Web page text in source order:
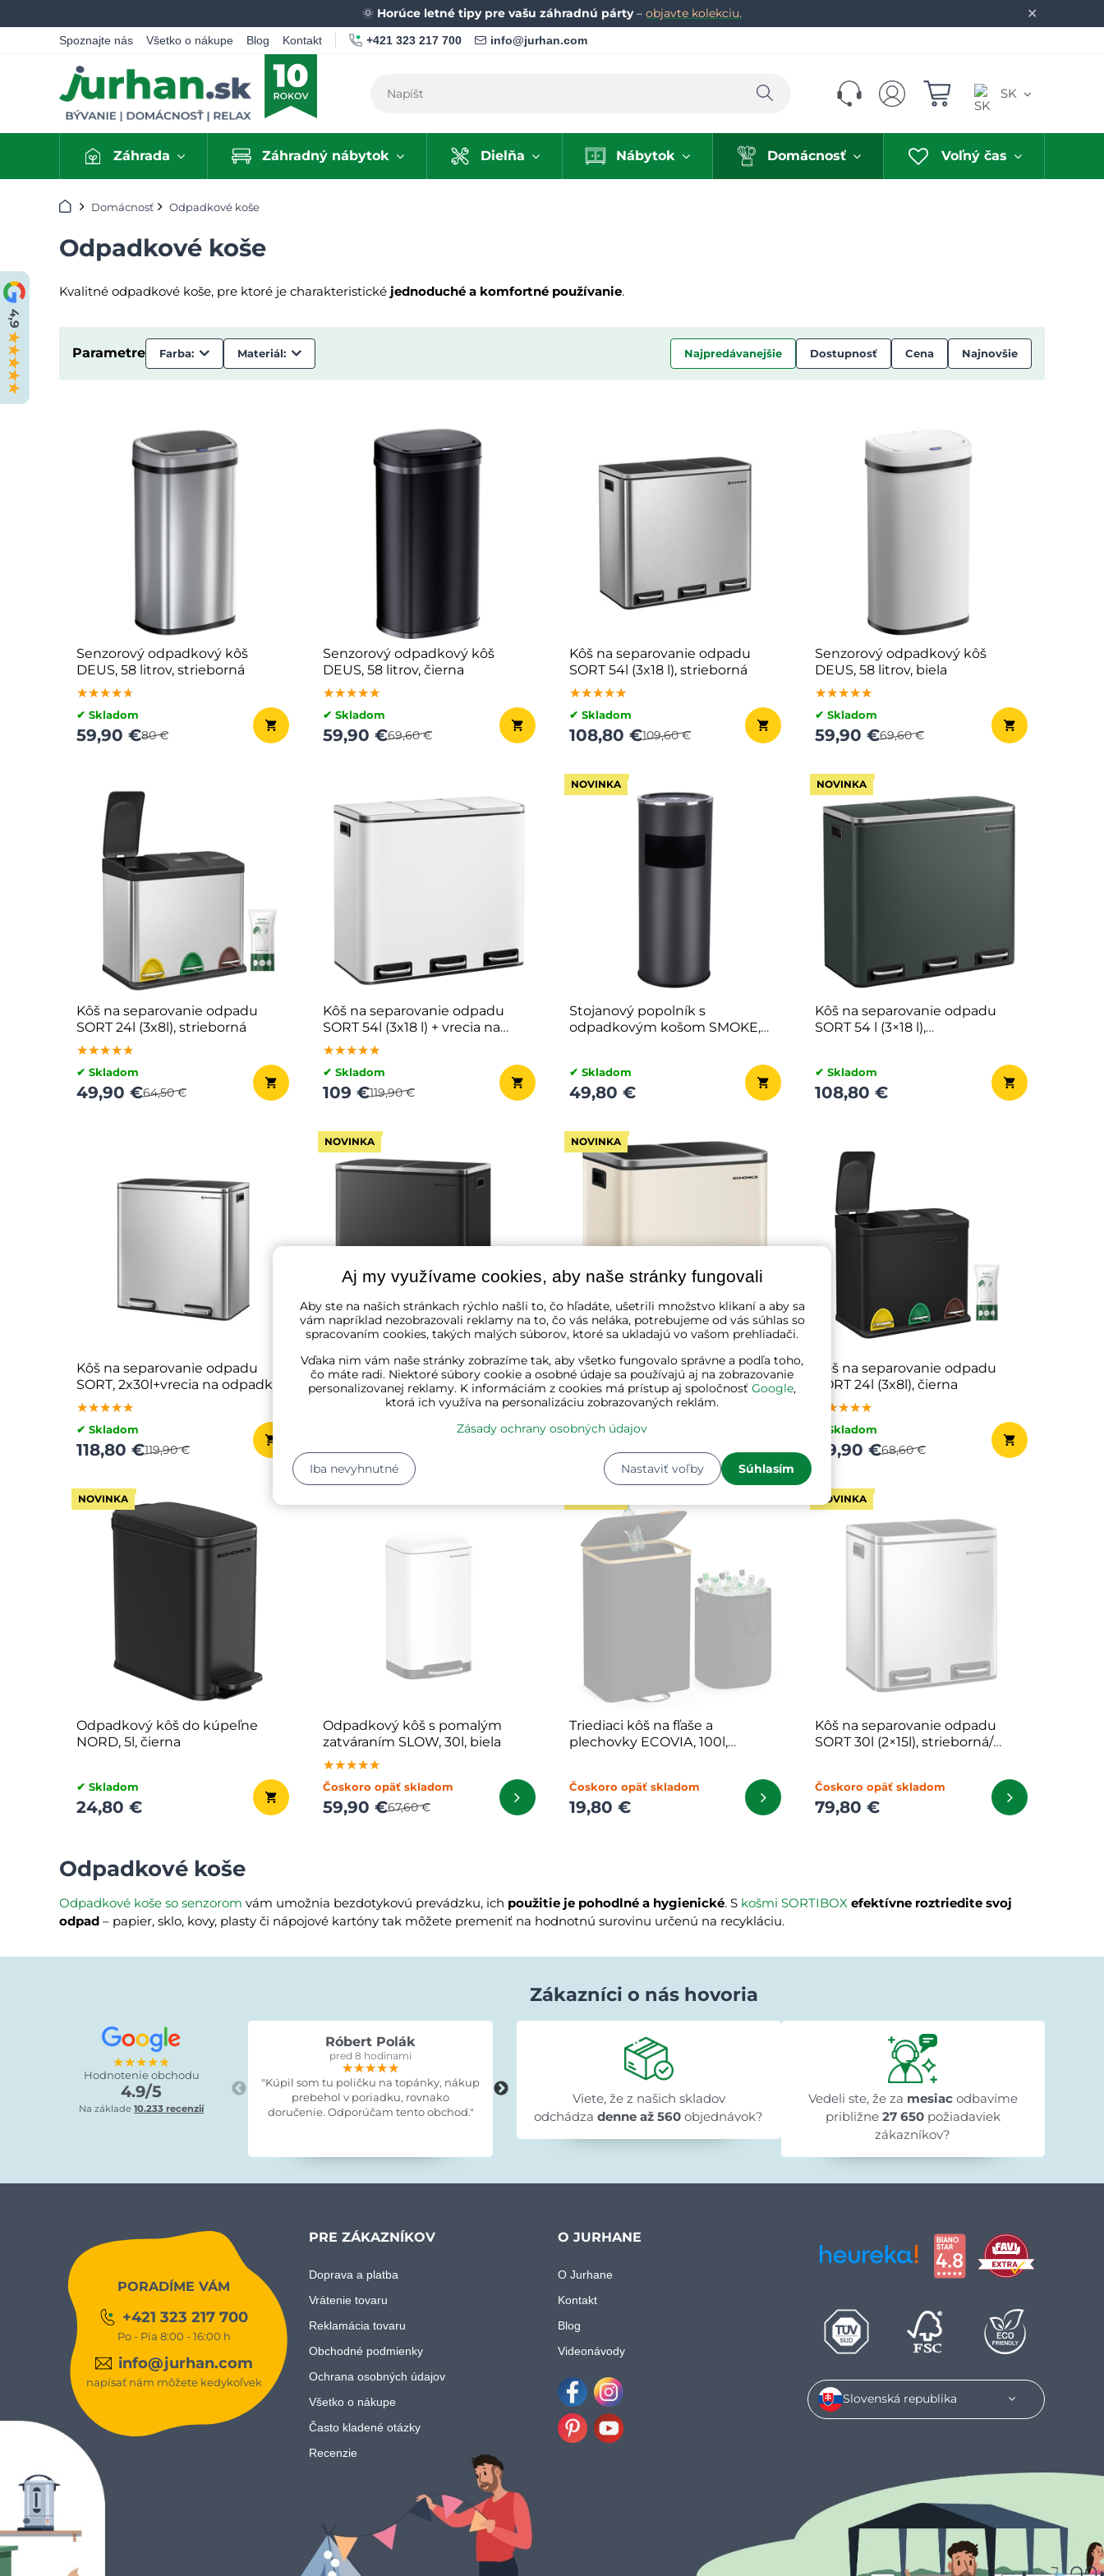
✕
🌞 Horúce letné tipy pre vašu záhradnú párty– objavte kolekciu.
Spoznajte nás Všetko o nákupe Blog Kontakt +421 323 217 700 info@jurhan.com
Hľadať SK
Záhrada Záhradný nábytok Dielňa Nábytok Domácnosť Voľný čas
Úvod Domácnosť Odpadkové koše
Odpadkové koše
Kvalitné odpadkové koše, pre ktoré je charakteristické jednoduché a komfortné používanie.
Parametre Farba: Materiál: Najpredávanejšie Dostupnosť Cena Najnovšie
Senzorový odpadkový kôš
DEUS, 58 litrov, strieborná
★★★★★
★★★★★
★★★★★
✔ Skladom
59,90 €80 €
Senzorový odpadkový kôš
DEUS, 58 litrov, čierna
★★★★★
★★★★★
★★★★★
✔ Skladom
59,90 €69,60 €
Kôš na separovanie odpadu
SORT 54l (3x18 l), strieborná
★★★★★
★★★★★
★★★★★
✔ Skladom
108,80 €109,60 €
Senzorový odpadkový kôš
DEUS, 58 litrov, biela
★★★★★
★★★★★
★★★★★
✔ Skladom
59,90 €69,60 €
Kôš na separovanie odpadu
SORT 24l (3x8l), strieborná
★★★★★
★★★★★
★★★★★
✔ Skladom
49,90 €64,50 €
Kôš na separovanie odpadu
SORT 54l (3x18 l) + vrecia na
odpadky, biela
★★★★★
★★★★★
★★★★★
✔ Skladom
109 €119,90 €
NOVINKA
Stojanový popolník s
odpadkovým košom SMOKE,
✔ Skladom
49,80 €
NOVINKA
Kôš na separovanie odpadu
SORT 54 l (3×18 l),
✔ Skladom
108,80 €
Kôš na separovanie odpadu
SORT, 2x30l+vrecia na odpadky,
strieborná/čierna
★★★★★
★★★★★
★★★★★
✔ Skladom
118,80 €119,90 €
NOVINKA
Kôš na separovanie odpadu
SORT, 2x30l+vrecia na odpadky,
čierna/strieborná
118,80 €
NOVINKA
Kôš na separovanie odpadu
SORT 30l (2×15l),
béžová/strieborná/čierna
✔ Skladom
79,80 €
Kôš na separovanie odpadu
SORT 24l (3x8l), čierna
★★★★★
★★★★★
★★★★★
✔ Skladom
49,90 €68,60 €
NOVINKA
Odpadkový kôš do kúpeľne
NORD, 5l, čierna
✔ Skladom
24,80 €
Odpadkový kôš s pomalým
zatváraním SLOW, 30l, biela
★★★★★
★★★★★
★★★★★
Čoskoro opäť skladom
59,90 €67,60 €
Triediaci kôš na fľaše a
plechovky ECOVIA, 100l,
Čoskoro opäť skladom
19,80 €
NOVINKA
Kôš na separovanie odpadu
SORT 30l (2×15l), strieborná/
Čoskoro opäť skladom
79,80 €
Odpadkové koše
Odpadkové koše so senzorom vám umožnia bezdotykovú prevádzku, ich použitie je pohodlné a hygienické. S košmi SORTIBOX efektívne roztriedite svoj
odpad – papier, sklo, kovy, plasty či nápojové kartóny tak môžete premeniť na hodnotnú surovinu určenú na recykláciu.
★★★★★
Hodnotenie obchodu
4.9/5
Na základe 10.233 recenzií
Zákazníci o nás hovoria
Róbert Polák
pred 8 hodinami
★★★★★
★★★★★
★★★★★
"Kúpil som tu poličku na topánky, nákup
prebehol v poriadku, rovnako
doručenie. Odporúčam tento obchod."
Lenka Bujňáčková
pred 15 hodinami
★★★★★
★★★★★
★★★★★
"Skvelé, tovar doručený včas, výrobok
zodpovedá fotografiám, montážny
návod prehľadný a všetky diely
Lenka Beniaková
pred 1 dňom
★★★★★
★★★★★
★★★★★
"Objednali sme knižnicu do detskej izby,
objednávka bola vybavená rýchlo a tovar
je naozaj krásny. Ďakujeme"
Viete, že z našich skladov
odchádzadenne až 560 objednávok?
Vedeli ste, že za mesiac odbavíme
približne27 650požiadaviek
zákazníkov?
PORADÍME VÁM
+421 323 217 700
Po - Pia 8:00 - 16:00 h
info@jurhan.com
napísať nám môžete kedykoľvek
PRE ZÁKAZNÍKOV
Doprava a platba
Vrátenie tovaru
Reklamácia tovaru
Obchodné podmienky
Ochrana osobných údajov
Všetko o nákupe
Často kladené otázky
Recenzie
O JURHANE
O Jurhane
Kontakt
Blog
Videonávody
FacebookInstagram
Slovenská republika
Aj my využívame cookies, aby naše stránky fungovali
Aby ste na našich stránkach rýchlo našli to, čo hľadáte, ušetrili množstvo klikaní a aby sa
vám napríklad nezobrazovali reklamy na to, čo vás neláka, potrebujeme od vás súhlas so
spracovaním cookies, takých malých súborov, ktoré sa ukladajú vo vašom prehliadači.
Vďaka nim vám naše stránky zobrazíme tak, aby všetko fungovalo správne a podľa toho,
čo máte radi. Niektoré súbory cookie a osobné údaje sa používajú aj na zobrazovanie
personalizovanej reklamy. K informáciám z cookies má prístup aj spoločnosť Google,
ktorá ich využíva na personalizáciu zobrazovaných reklám.
Zásady ochrany osobných údajov
Nastaviť voľby Súhlasím
Iba nevyhnutné